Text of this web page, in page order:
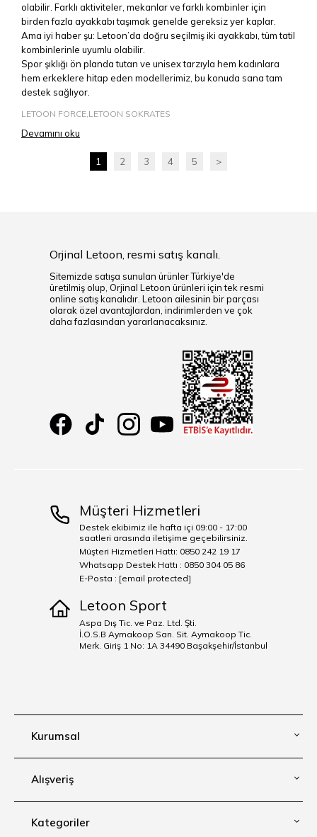
olabilir. Farklı aktiviteler, mekanlar ve farklı kombinler için
birden fazla ayakkabı taşımak genelde gereksiz yer kaplar.
Ama iyi haber şu: Letoon’da doğru seçilmiş iki ayakkabı, tüm tatil
kombinlerinle uyumlu olabilir.
Spor şıklığı ön planda tutan ve unisex tarzıyla hem kadınlara
hem erkeklere hitap eden modellerimiz, bu konuda sana tam
destek sağlıyor.
LETOON FORCE,LETOON SOKRATES
Devamını oku
1 2 3 4 5 >
Orjinal Letoon, resmi satış kanalı.
Sitemizde satışa sunulan ürünler Türkiye'de
üretilmiş olup, Orjinal Letoon ürünleri için tek resmi
online satış kanalıdır. Letoon ailesinin bir parçası
olarak özel avantajlardan, indirimlerden ve çok
daha fazlasından yararlanacaksınız.
Kurumsal
Alışveriş
Kategoriler
Müşteri Hizmetleri
Destek ekibimiz ile hafta içi 09:00 - 17:00
saatleri arasında iletişime geçebilirsiniz.
Müşteri Hizmetleri Hattı: 0850 242 19 17
Whatsapp Destek Hattı : 0850 304 05 86
E-Posta : [email protected]
Letoon Sport
Aspa Dış Tic. ve Paz. Ltd. Şti.
İ.O.S.B Aymakoop San. Sit. Aymakoop Tic.
Merk. Giriş 1 No: 1A 34490 Başakşehir/İstanbul